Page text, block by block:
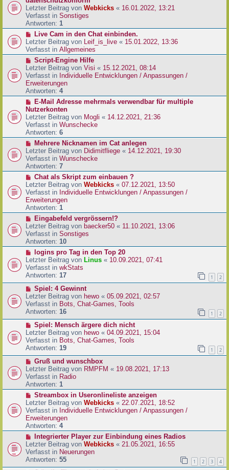
g
B
e
i
t
a
g
u
e
r
B
e
i
t
a
g
Letzter Beitrag von Webkicks « 16.01.2022, 13:21
Verfasst in Sonstiges
Antworten: 1
N
e
u
e
r
B
e
i
t
a
g
Live Cam in den Chat einbinden.
Letzter Beitrag von Leif_is_live « 15.01.2022, 13:36
Verfasst in Allgemeines
N
e
u
e
r
B
e
i
t
r
a
g
Script-Engine Hilfe
Letzter Beitrag von Visi « 15.12.2021, 08:14
Verfasst in Individuelle Entwicklungen / Anpassungen /
Erweiterungen
Antworten: 4
N
e
u
e
r
B
e
i
t
r
a
g
E-Mail Adresse mehrmals verwendbar für multiple
Nutzerkonten
Letzter Beitrag von Mogli « 14.12.2021, 21:36
Verfasst in Wunschecke
Antworten: 6
N
e
u
e
r
B
e
i
t
r
a
g
Mehrere Nicknamen im Cat anlegen
Letzter Beitrag von Didimitfliege « 14.12.2021, 19:30
Verfasst in Wunschecke
Antworten: 7
N
e
u
e
r
B
e
i
t
r
a
g
Chat als Skript zum einbauen ?
Letzter Beitrag von Webkicks « 07.12.2021, 13:50
Verfasst in Individuelle Entwicklungen / Anpassungen /
Erweiterungen
Antworten: 1
N
e
u
e
r
B
e
i
t
a
g
Eingabefeld vergrössern!?
Letzter Beitrag von baecker50 « 11.10.2021, 13:06
Verfasst in Sonstiges
Antworten: 10
N
e
u
e
r
B
e
i
t
r
a
g
logins pro Tag in den Top 20
Letzter Beitrag von Linus « 10.09.2021, 07:41
Verfasst in wkStats
Antworten: 17 1 2
N
e
u
e
r
B
e
i
t
r
a
g
Spiel: 4 Gewinnt
Letzter Beitrag von hewo « 05.09.2021, 02:57
Verfasst in Bots, Chat-Games, Tools
Antworten: 16 1 2
N
e
u
e
r
B
e
i
t
a
g
Spiel: Mensch ärgere dich nicht
Letzter Beitrag von hewo « 04.09.2021, 15:04
Verfasst in Bots, Chat-Games, Tools
Antworten: 19 1 2
N
e
u
e
r
B
e
i
t
r
a
g
Gruß und wunschbox
Letzter Beitrag von RMPFM « 19.08.2021, 17:13
Verfasst in Radio
Antworten: 1
N
e
u
e
r
B
e
i
t
r
Streambox in Useronlineliste anzeigen
Letzter Beitrag von Webkicks « 22.07.2021, 18:52
Verfasst in Individuelle Entwicklungen / Anpassungen /
Erweiterungen
Antworten: 4
N
e
u
e
r
Integrierter Player zur Einbindung eines Radios
Letzter Beitrag von Webkicks « 21.05.2021, 16:55
Verfasst in Neuerungen
Antworten: 55 1 2 3 4